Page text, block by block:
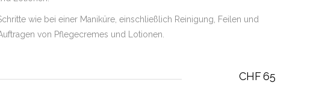
wie bei einer Maniküre, einschließlich Reinigung, Feilen und
von Pflegecremes und Lotionen.
CHF65